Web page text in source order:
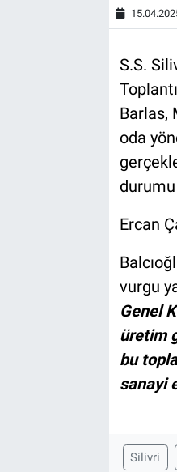
S.S.
Barlas,
oda
Ercan
vurgu
Genel
üretim
bu
sanayi
Silivri